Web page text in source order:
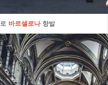
바르셀로나향발